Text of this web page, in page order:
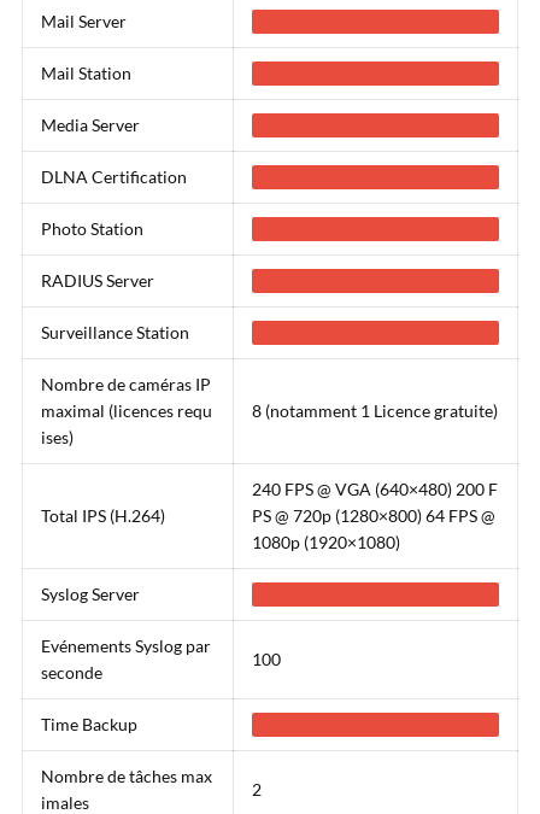
Mail Server
Mail Station
Media Server
DLNA Certification
Photo Station
RADIUS Server
Surveillance Station
Nombre de caméras IP
maximal (licences requ
ises)
8 (notamment 1 Licence gratuite)
Total IPS (H.264)
240 FPS @ VGA (640×480) 200 F
PS @ 720p (1280×800) 64 FPS @
1080p (1920×1080)
Syslog Server
Evénements Syslog par
seconde
100
Time Backup
Nombre de tâches max
imales
2